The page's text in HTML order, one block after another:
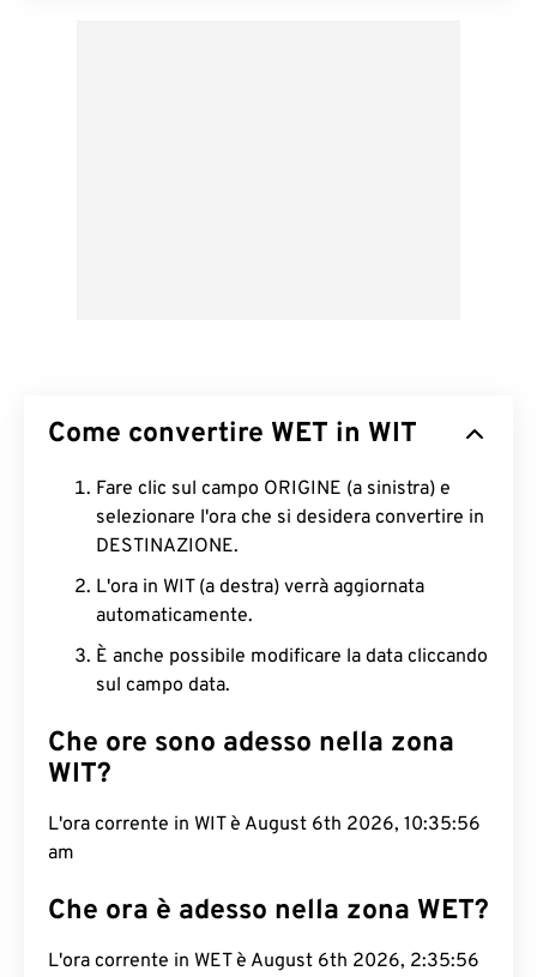
Come convertire WET in WIT
Fare clic sul campo ORIGINE (a sinistra) e
selezionare l'ora che si desidera convertire in
DESTINAZIONE.
L'ora in WIT (a destra) verrà aggiornata
automaticamente.
È anche possibile modificare la data cliccando
sul campo data.
Che ore sono adesso nella zona
WIT?
L'ora corrente in WIT è August 6th 2026, 10:35:57
am
Che ora è adesso nella zona WET?
L'ora corrente in WET è August 6th 2026, 2:35:57